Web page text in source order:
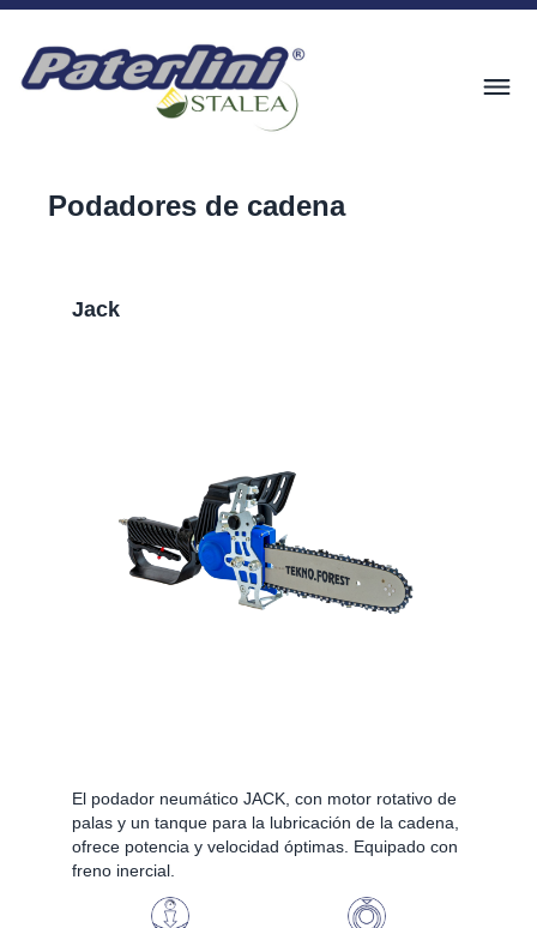
Podadores de cadena
Jack
El podador neumático JACK, con motor rotativo de
palas y un tanque para la lubricación de la cadena,
ofrece potencia y velocidad óptimas. Equipado con
freno inercial.